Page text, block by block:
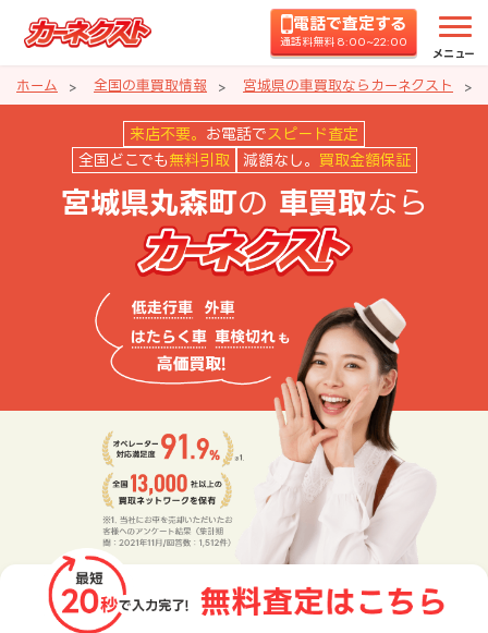
電話で査定する
通話料無料 8:00~22:00
メニュー
ホーム 全国の車買取情報 宮城県の車買取ならカーネクスト
宮城県丸森町の車買取ならカー
来店不要。 お電話で スピード査定
全国どこでも 無料引取 減額なし。 買取金額保証
宮城県丸森町の 車買取なら